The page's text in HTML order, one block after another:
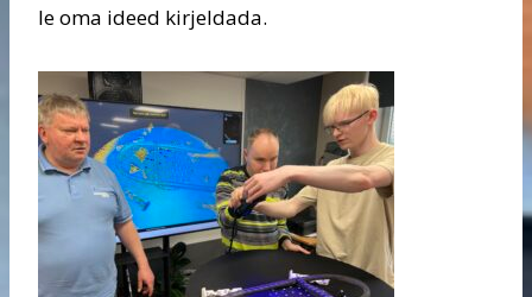
le oma ideed kirjeldada.